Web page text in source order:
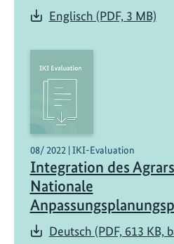
Englisch (PDF, 3 MB)
08/ 2022 | IKI-Evaluation
Integration des
Nationale
Deutsch (PDF, 613 KB,